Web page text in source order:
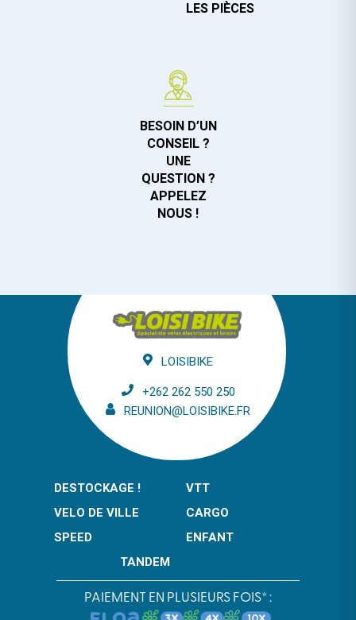
LES PIÈCES
BESOIN D’UN
CONSEIL ?
UNE
QUESTION ?
APPELEZ
NOUS !
LOISIBIKE
+262 262 550 250
REUNION@LOISIBIKE.FR
DESTOCKAGE !
VTT
VELO DE VILLE
CARGO
SPEED
ENFANT
TANDEM
PAIEMENT EN PLUSIEURS FOIS* :